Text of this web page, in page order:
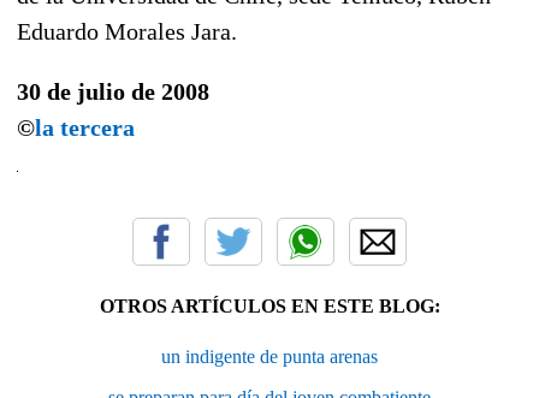
Eduardo Morales Jara.
30 de julio de 2008
©la tercera
OTROS ARTÍCULOS EN ESTE BLOG:
un indigente de punta arenas